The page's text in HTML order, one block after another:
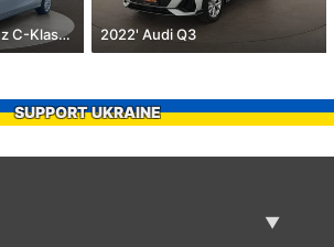
2014' Mercedes-Benz C-Klasse 2022' Audi Q3
SUPPORT UKRAINE